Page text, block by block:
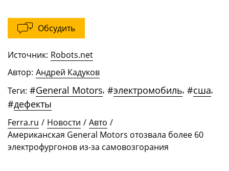
Обсудить
Источник: Robots.net
Автор: Андрей Кадуков
Теги: #General Motors, #электромобиль, #сша,
#дефекты
Ferra.ru / Новости / Авто /
Американская General Motors отозвала более 60
электрофургонов из-за самовозгорания